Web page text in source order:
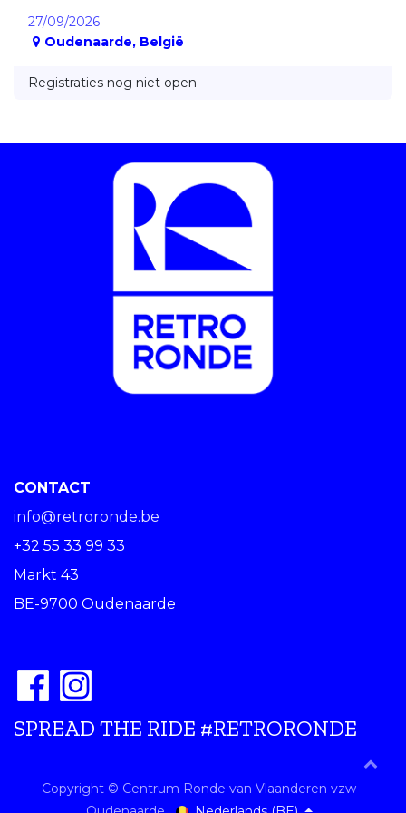
27/09/2026
Oudenaarde, België
Registraties nog niet open
CONTACT
info@retroronde.be
+32 55 33 99 33
Markt 43
BE-9700 Oudenaarde
SPREAD THE RIDE #RETRORONDE
Copyright © Centrum Ronde van Vlaanderen vzw -